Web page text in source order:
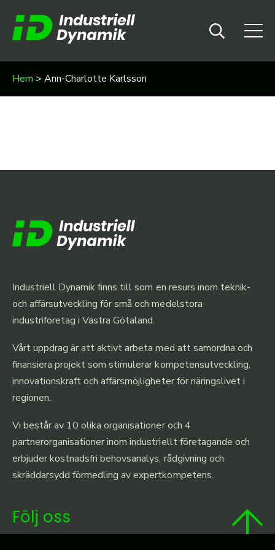
Hem > Ann-Charlotte Karlsson
Industriell Dynamik finns till som en resurs inom teknik-
och affärsutveckling för små och medelstora
industriföretag i Västra Götaland.
Vårt uppdrag är att aktivt arbeta med att samordna och
finansiera projekt som stimulerar kompetensutveckling,
innovationskraft och affärsmöjligheter för näringslivet i
regionen.
Vi består av 10 olika organisationer och 4
partnerorganisationer inom industriellt företagande och
erbjuder kostnadsfri behovsanalys, rådgivning och
skräddarsydd förmedling av expertkompetens.
Följ oss